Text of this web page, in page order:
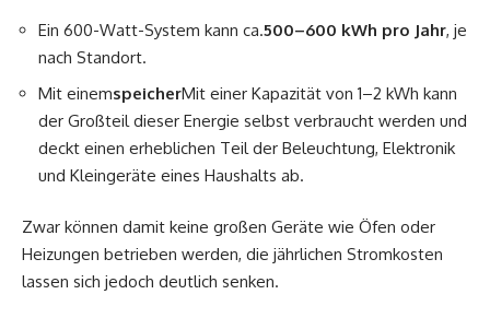
Ein 600-Watt-System kann ca.500–600 kWh pro Jahr, je
nach Standort.
Mit einemspeicherMit einer Kapazität von 1–2 kWh kann
der Großteil dieser Energie selbst verbraucht werden und
deckt einen erheblichen Teil der Beleuchtung, Elektronik
und Kleingeräte eines Haushalts ab.
Zwar können damit keine großen Geräte wie Öfen oder
Heizungen betrieben werden, die jährlichen Stromkosten
lassen sich jedoch deutlich senken.